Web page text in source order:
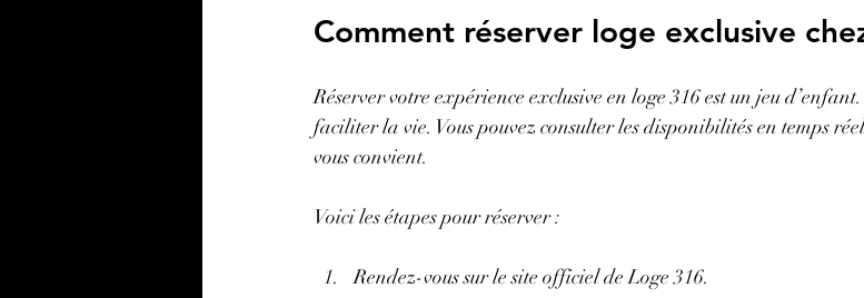
Comment réserver loge exclusive
Réserver votre expérience exclusive en loge 316 est un jeu
faciliter la vie. Vous pouvez consulter les disponibilités en temps
vous convient.
Voici les étapes pour réserver :
Rendez-vous sur le site officiel de Loge 316.